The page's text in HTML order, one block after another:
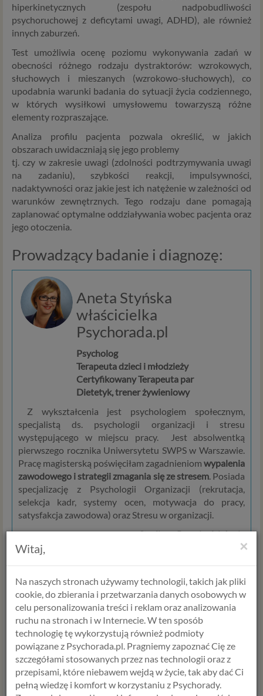
hiperkinetycznych (zespołu nadpobudliwości
psychoruchowej z deficytami uwagi, ADHD), ale również
innych zaburzeń.
Test umożliwia ocenę poziomu wykonywania zadań w
obecności różnego rodzaju dystraktorów: wzrokowych,
słuchowych i mieszanych (wzrokowo-słuchowych), co
upodabnia warunki badania do sytuacji życia codziennego,
w których wysiłkowi umysłowemu towarzyszą różne
elementy rozpraszające.
Analiza profilu pacjenta pozwala określić, w jakich
obszarach uwidaczniają się jego problemy
tj. czy w zakresie uwagi (zdolności podtrzymywania uwagi
na zadaniu), szybkości reakcji, impulsywności,
nadaktywności oraz jakie jest ich natężenie w zależności od
warunków zewnętrznych. Tego rodzaju dane pomagają
zaplanować optymalne oddziaływania wobec pacjenta oraz
jego otoczenia.
Prowadzący badanie i diagnozę:
Aneta Styńska
właścicielka
Psychorada.pl
Psycholog
Terapeuta dzieci i młodzieży
Certyfikowany Terapeuta par
Dietetyk, trener żywieniowy
Z wykształcenia jest psychologiem społecznym,
specjalistą ds. psychologii organizacji i stresu
występującego w miejscu pracy. Jest absolwentką
pierwszego rocznika Uniwersytetu SWPS w Warszawie.
Pracę magisterską poświęciłam zagadnieniom wypalenia
zawodowego i strategii zmagania się ze stresem. Posiada
specjalizację z Psychologii Organizacji (rekrutacja,
selekcja kadr, systemy ocen, motywacja do pracy,
satysfakcja zawodowa) oraz Stresu w organizacji.
Ukończyła również SPPwR -Studium Przeciwdziałania
Przemocy w Rodzinie
Instytutu Psychologii Zdrowia
Pracuje w założonej przez siebie w 2005 roku firmie
Psychology Consulting, która jest właścicielem serwisu
internetowego Psychorada.pl. Specjalizuje się w pomocy
psychologicznej, dietetycznej oraz psychoedukacji za
pośrednictwem internetu.
Prowadzi specjalistyczne szkolenia z zakresu
psychoedukacji. Udziela konsultacji na temat motywacji
×
Witaj,
Na naszych stronach używamy technologii, takich jak pliki
cookie, do zbierania i przetwarzania danych osobowych w
celu personalizowania treści i reklam oraz analizowania
ruchu na stronach i w Internecie. W ten sposób
technologię tę wykorzystują również podmioty
powiązane z Psychorada.pl. Pragniemy zapoznać Cię ze
szczegółami stosowanych przez nas technologii oraz z
przepisami, które niebawem wejdą w życie, tak aby dać Ci
pełną wiedzę i komfort w korzystaniu z Psychorady.